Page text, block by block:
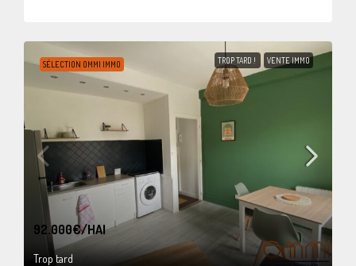
SÉLECTION OMMI IMMO TROP TARD ! VENTE IMMO
92.000€/HAI
Trop tard